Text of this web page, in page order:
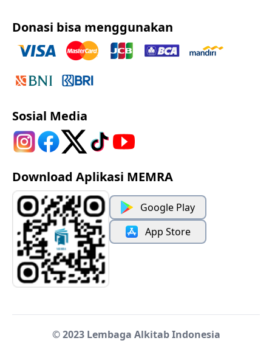
Donasi bisa menggunakan
Sosial Media
Download Aplikasi MEMRA
Google Play
App Store
© 2023 Lembaga Alkitab Indonesia